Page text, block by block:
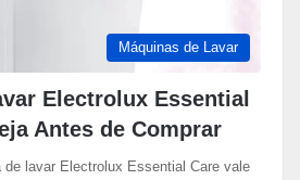
Máquinas de Lavar
Electrolux Essential
Antes de Comprar
de lavar Electrolux Essential Care vale